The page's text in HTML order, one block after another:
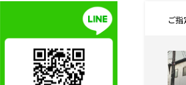
ご